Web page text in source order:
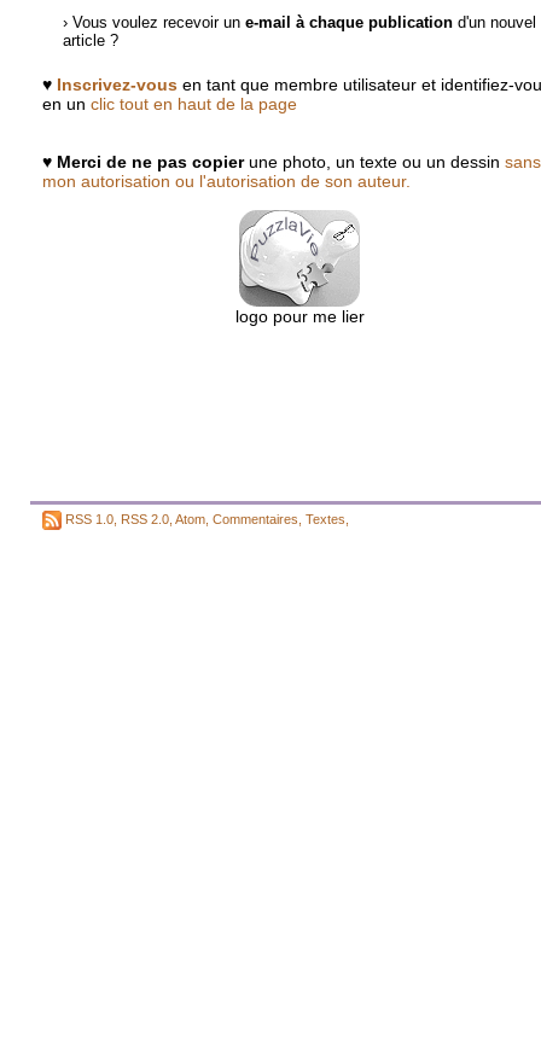
› Vous voulez recevoir un e-mail à chaque publication d'un nouvel
article ?
♥ Inscrivez-vous en tant que membre utilisateur et identifiez-
en un clic tout en haut de la page
♥ Merci de ne pas copierune photo, un texte ou un dessin sans
mon autorisation ou l'autorisation de son auteur.
logo pour me lier
RSS 1.0 RSS 2.0 Atom Commentaires Textes